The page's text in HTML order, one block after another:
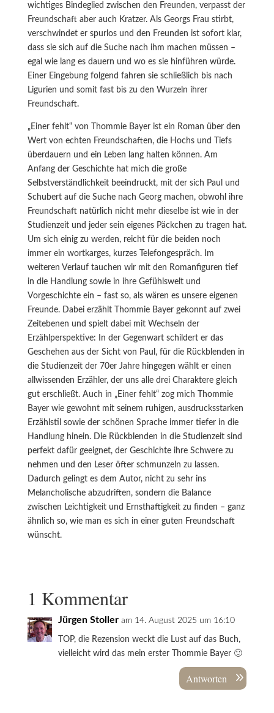
wichtiges Bindeglied zwischen den Freunden, verpasst der
Freundschaft aber auch Kratzer. Als Georgs Frau stirbt,
verschwindet er spurlos und den Freunden ist sofort klar,
dass sie sich auf die Suche nach ihm machen müssen –
egal wie lang es dauern und wo es sie hinführen würde.
Einer Eingebung folgend fahren sie schließlich bis nach
Ligurien und somit fast bis zu den Wurzeln ihrer
Freundschaft.
„Einer fehlt“ von Thommie Bayer ist ein Roman über den
Wert von echten Freundschaften, die Hochs und Tiefs
überdauern und ein Leben lang halten können. Am
Anfang der Geschichte hat mich die große
Selbstverständlichkeit beeindruckt, mit der sich Paul und
Schubert auf die Suche nach Georg machen, obwohl ihre
Freundschaft natürlich nicht mehr dieselbe ist wie in der
Studienzeit und jeder sein eigenes Päckchen zu tragen hat.
Um sich einig zu werden, reicht für die beiden noch
immer ein wortkarges, kurzes Telefongespräch. Im
weiteren Verlauf tauchen wir mit den Romanfiguren tief
in die Handlung sowie in ihre Gefühlswelt und
Vorgeschichte ein – fast so, als wären es unsere eigenen
Freunde. Dabei erzählt Thommie Bayer gekonnt auf zwei
Zeitebenen und spielt dabei mit Wechseln der
Erzählperspektive: In der Gegenwart schildert er das
Geschehen aus der Sicht von Paul, für die Rückblenden in
die Studienzeit der 70er Jahre hingegen wählt er einen
allwissenden Erzähler, der uns alle drei Charaktere gleich
gut erschließt. Auch in „Einer fehlt“ zog mich Thommie
Bayer wie gewohnt mit seinem ruhigen, ausdrucksstarken
Erzählstil sowie der schönen Sprache immer tiefer in die
Handlung hinein. Die Rückblenden in die Studienzeit sind
perfekt dafür geeignet, der Geschichte ihre Schwere zu
nehmen und den Leser öfter schmunzeln zu lassen.
Dadurch gelingt es dem Autor, nicht zu sehr ins
Melancholische abzudriften, sondern die Balance
zwischen Leichtigkeit und Ernsthaftigkeit zu finden – ganz
ähnlich so, wie man es sich in einer guten Freundschaft
wünscht.
1 Kommentar
Jürgen Stoller am 14. August 2025 um 16:10
TOP, die Rezension weckt die Lust auf das Buch,
vielleicht wird das mein erster Thommie Bayer 🙂
Antworten